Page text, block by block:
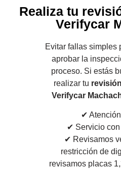
Realiza tu
Verifycar
Evitar fallas simples
aprobar la
proceso. Si estás
realizar tu
Verifycar
✔
✔ Servicio
✔ Revisamos
restricción de
revisamos placas